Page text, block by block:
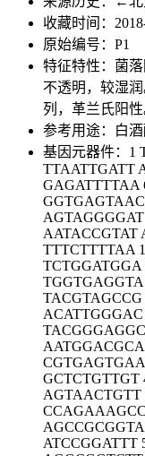
收藏时间：
原始编号：P1
特征特性：菌
不透明，较湿
列，革兰氏阳性
参考用途：白酒
基因元器件：1
TTAATTGATT
GAGATTTTAA
AATACCGTAT
TTTCTTTTAA
AGTAACTGTT
ATCCGGATTT